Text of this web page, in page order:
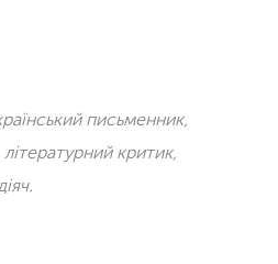
письменник,
критик,